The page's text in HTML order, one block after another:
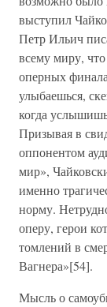
выступил
Петр Ильич
всему миру,
оперных
улыбаешься,
когда
Призывая в
оппонентом
мир»,
именно
норму.
оперу, герои
томлений в
Вагнера»[54].
Мысль о